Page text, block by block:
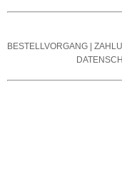
BESTELLVORGANG